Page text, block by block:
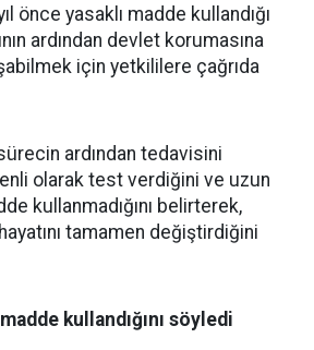
önce yasaklı madde kullandığı
ardından devlet korumasına
için yetkililere çağrıda
ardından tedavisini
olarak test verdiğini ve uzun
kullanmadığını belirterek,
tamamen değiştirdiğini
kullandığını söyledi